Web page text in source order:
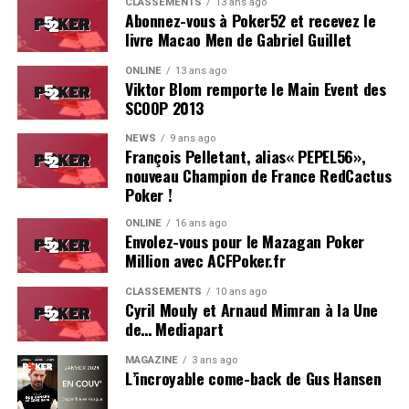
Soleau à gauche, sorti par Logghe au centre
Abonnez-vous à Poker52 et recevez le
livre Macao Men de Gabriel Guillet
ONLINE 13 ans ago
Viktor Blom remporte le Main Event des
SCOOP 2013
NEWS 9 ans ago
François Pelletant, alias« PEPEL56»,
nouveau Champion de France RedCactus
Poker !
ONLINE 16 ans ago
Envolez-vous pour le Mazagan Poker
Million avec ACFPoker.fr
CLASSEMENTS 10 ans ago
Cyril Mouly et Arnaud Mimran à la Une
de… Mediapart
MAGAZINE 3 ans ago
L’incroyable come-back de Gus Hansen